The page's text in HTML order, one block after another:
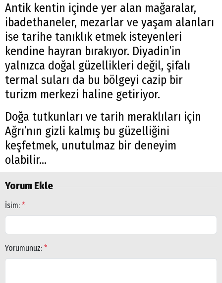
Antik kentin içinde yer alan mağaralar,
ibadethaneler, mezarlar ve yaşam alanları
ise tarihe tanıklık etmek isteyenleri
kendine hayran bırakıyor. Diyadin’in
yalnızca doğal güzellikleri değil, şifalı
termal suları da bu bölgeyi cazip bir
turizm merkezi haline getiriyor.
Doğa tutkunları ve tarih meraklıları için
Ağrı’nın gizli kalmış bu güzelliğini
keşfetmek, unutulmaz bir deneyim
olabilir...
Yorum Ekle
İsim: *
Yorumunuz: *